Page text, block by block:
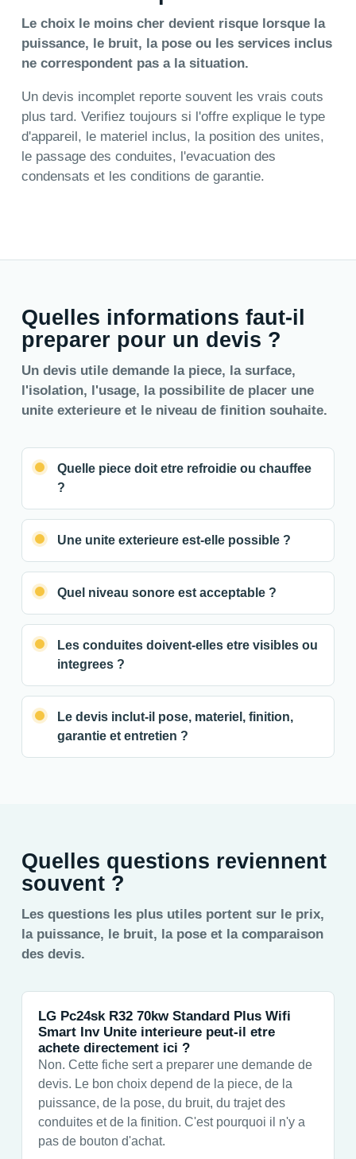
Le choix le moins cher devient risque lorsque la
puissance, le bruit, la pose ou les services inclus
ne correspondent pas a la situation.
Un devis incomplet reporte souvent les vrais couts
plus tard. Verifiez toujours si l'offre explique le type
d'appareil, le materiel inclus, la position des unites,
le passage des conduites, l'evacuation des
condensats et les conditions de garantie.
Quelles informations faut-il
preparer pour un devis ?
Un devis utile demande la piece, la surface,
l'isolation, l'usage, la possibilite de placer une
unite exterieure et le niveau de finition souhaite.
Quelle piece doit etre refroidie ou chauffee
?
Une unite exterieure est-elle possible ?
Quel niveau sonore est acceptable ?
Les conduites doivent-elles etre visibles ou
integrees ?
Le devis inclut-il pose, materiel, finition,
garantie et entretien ?
Quelles questions reviennent
souvent ?
Les questions les plus utiles portent sur le prix,
la puissance, le bruit, la pose et la comparaison
des devis.
LG Pc24sk R32 70kw Standard Plus Wifi
Smart Inv Unite interieure peut-il etre
achete directement ici ?
Non. Cette fiche sert a preparer une demande de
devis. Le bon choix depend de la piece, de la
puissance, de la pose, du bruit, du trajet des
conduites et de la finition. C'est pourquoi il n'y a
pas de bouton d'achat.